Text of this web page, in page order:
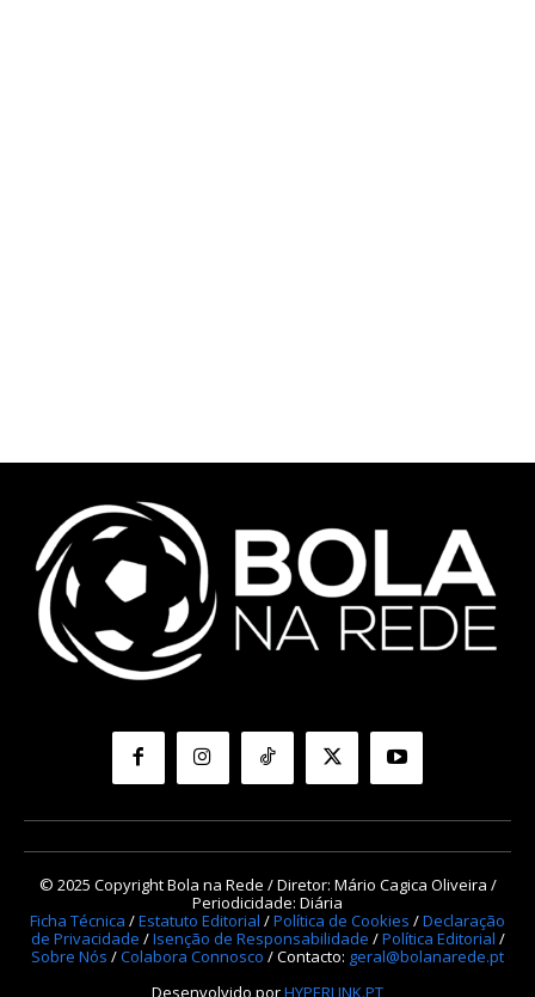
© 2025 Copyright Bola na Rede / Diretor: Mário Cagica Oliveira /
Periodicidade: Diária
Ficha Técnica /Estatuto Editorial /Política de Cookies /Declaração
de Privacidade /Isenção de Responsabilidade /Política Editorial /
Sobre Nós /Colabora Connosco / Contacto: geral@bolanarede.pt
Desenvolvido porHYPERLINK.PT